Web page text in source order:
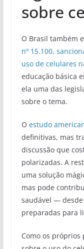
sobre
O Brasil também
nº 15.100,
uso de celulares
educação básica
ela uma das
sobre o tema.
O estudo
definitivas, mas
discussão que
polarizadas. A
uma solução
mas pode
saudável — desde
preparadas para
Como os próprios